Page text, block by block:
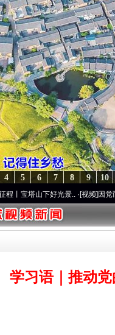
10
9
8
7
6
5
4
下好光景..·[视频]因党而生 为党
学习语｜推动